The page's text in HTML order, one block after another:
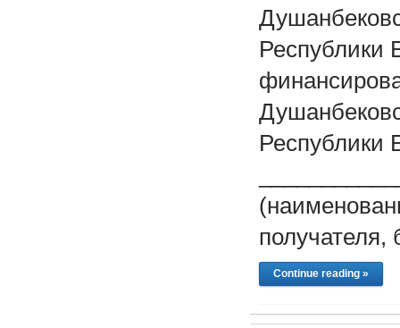
Республики
Республики
получателя,
Continue reading »